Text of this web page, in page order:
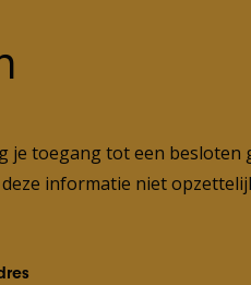
toegang tot een besloten
informatie niet